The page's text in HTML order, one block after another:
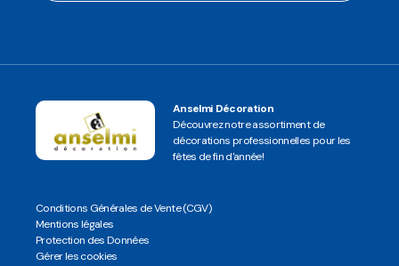
Anselmi Décoration
Découvrez notre assortiment de
décorations professionnelles pour les
fêtes de fin d'année!
Conditions Générales de Vente (CGV)
Mentions légales
Protection des Données
Gérer les cookies